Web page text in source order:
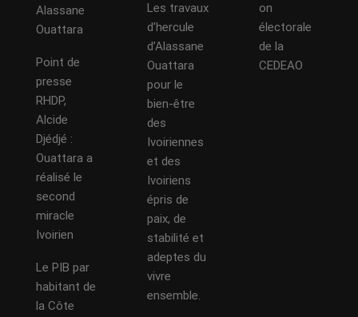
Alassane
Ouattara
Point de
presse
RHDP,
Alcide
Djédjé :
Ouattara a
réalisé le
second
miracle
Ivoirien
Le PIB par
habitant de
la Côte
Les travaux
d’hercule
d’Alassane
Ouattara
pour le
bien-être
des
Ivoiriennes
et des
Ivoiriens
épris de
paix, de
stabilité et
adeptes du
vivre
ensemble.
on
électorale
de la
CEDEAO